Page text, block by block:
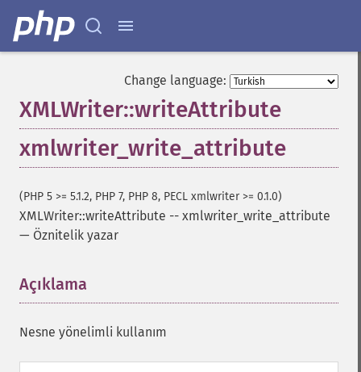
Change language:
XMLWriter::writeAttribute
xmlwriter_write_attribute
(PHP 5 >= 5.1.2, PHP 7, PHP 8, PECL xmlwriter >= 0.1.0)
XMLWriter::writeAttribute -- xmlwriter_write_attribute
— Öznitelik yazar
Açıklama
Nesne yönelimli kullanım